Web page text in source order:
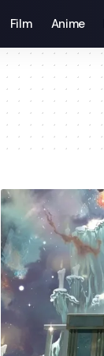
Film Anime